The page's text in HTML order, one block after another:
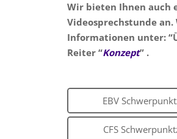
Wir bieten Ihnen auch
Videosprechstunde an.
Informationen unter:
Reiter “Konzept” .
EBV
CFS